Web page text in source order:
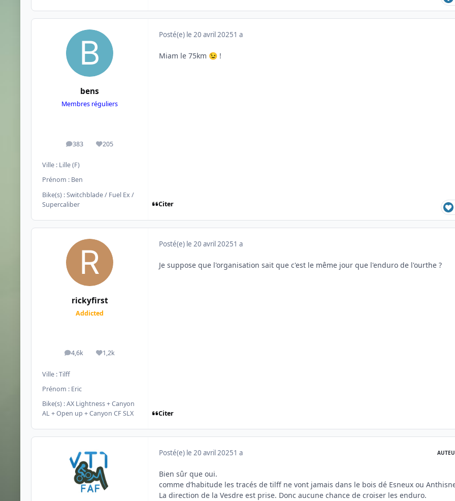
bens
Membres réguliers
383
messages205
Réputation
Ville : Lille (F)
Prénom : Ben
Bike(s) :Switchblade / Fuel Ex /
Supercaliber
Posté(e) le 20 avril 20251 a
Miam le 75km 😉 !
Citer
rickyfirst
Addicted
4,6k
messages1,2k
Réputation
Ville :Tilff
Prénom : Eric
Bike(s) :AX Lightness + Canyon
AL + Open up + Canyon CF SLX
Posté(e) le 20 avril 20251 a
Je suppose que l'organisation sait que c'est le même jour que l'enduro de l'ourthe ?
Citer
Posté(e) le 20 avril 20251 a
Bien sûr que oui.
comme d’habitude les tracés de tilff ne vont jamais dans le bois dé Esneux ou
La direction de la Vesdre est prise. Donc aucune chance de croiser les enduro.